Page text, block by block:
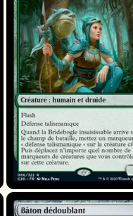
Bâton dédoublant